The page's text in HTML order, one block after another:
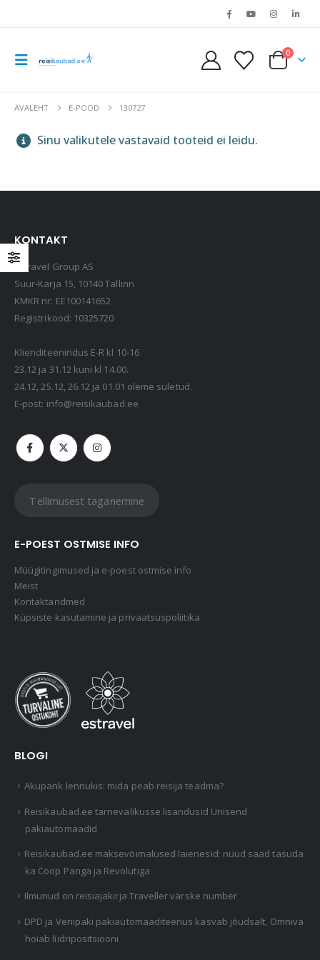
0
AVALEHT E-POOD 130727
Sinu valikutele vastavaid tooteid ei leidu.
15,90€
69,99€
KONTAKT
Estravel Group AS
Suur-Karja 15, 10140 Tallinn
KMKR nr: EE100141652
Registrikood: 10325720
Klienditeenindus E-R kl 10-16
23.12 ja 31.12 kuni kl 14.00.
24.12, 25.12, 26.12 ja 01.01 oleme suletud.
E-post: info@reisikaubad.ee
Tellimusest taganemine
E-POEST OSTMISE INFO
Müügitingimused ja e-poest ostmise info
Meist
Kontaktandmed
Küpsiste kasutamine ja privaatsuspoliitika
BLOGI
Akupank lennukis: mida peab reisija teadma?
Reisikaubad.ee tarnevalikusse lisandusid Unisend
pakiautomaadid
Reisikaubad.ee maksevõimalused laienesid: nüüd saad tasuda
ka Coop Panga ja Revolutiga
Ilmunud on reisiajakirja Traveller värske number
DPD ja Venipaki pakiautomaaditeenus kasvab jõudsalt, Omniva
hoiab liidripositsiooni